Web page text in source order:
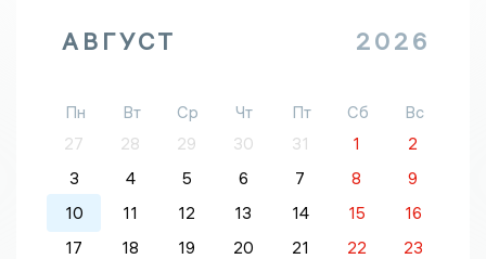
АВГУСТ 2026
Пн Вт Ср Чт Пт Сб
Вс
27
28 29 30 31 1
2
3
4 5 6 7 8
9
10
11 12 13 14 15
16
17
18 19 20 21 22
23